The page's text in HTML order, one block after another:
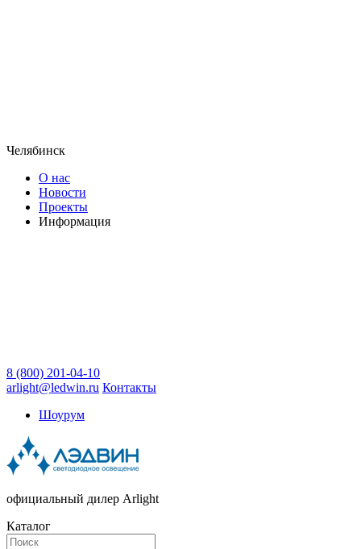
Челябинск
О нас
Новости
Проекты
Информация
8 (800) 201-04-10
arlight@ledwin.ru Контакты
Шоурум
официальный дилер Arlight
Каталог